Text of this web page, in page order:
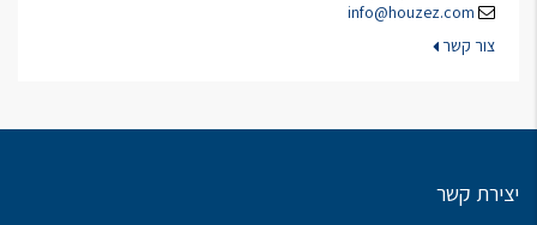
info@houzez.com
צור קשר
יצירת קשר